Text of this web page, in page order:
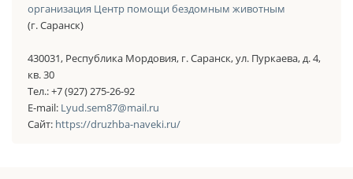
организация Центр помощи бездомным животным
(г. Саранск)
430031, Республика Мордовия, г. Саранск, ул. Пуркаева, д. 4,
кв. 30
Тел.: +7 (927) 275-26-92
E-mail: Lyud.sem87@mail.ru
Сайт: https://druzhba-naveki.ru/